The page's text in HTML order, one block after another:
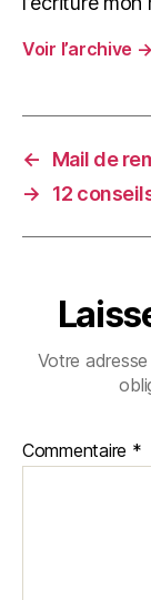
Voir l’archive →
←
Mail de
→
12
Votre
Commentaire *